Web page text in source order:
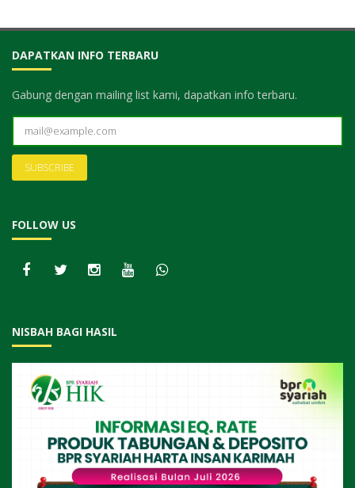
DAPATKAN INFO TERBARU
Gabung dengan mailing list kami, dapatkan info terbaru.
FOLLOW US
NISBAH BAGI HASIL